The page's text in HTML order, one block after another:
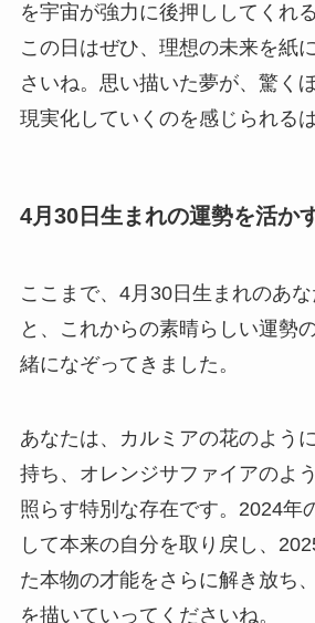
を宇宙が強力に後押ししてくれ
この日はぜひ、理想の未来を紙
さいね。思い描いた夢が、驚く
現実化していくのを感じられるは
4月30日生まれの運勢を活か
ここまで、4月30日生まれのあ
と、これからの素晴らしい運勢
緒になぞってきました。
あなたは、カルミアの花のよう
持ち、オレンジサファイアのよ
照らす特別な存在です。2024年
して本来の自分を取り戻し、
た本物の才能をさらに解き放ち
を描いていってくださいね。